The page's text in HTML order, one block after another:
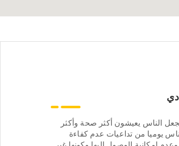
الناس يعيشون أكثر صحة وأكثر
يوميا من تداعيات عدم كفاءة